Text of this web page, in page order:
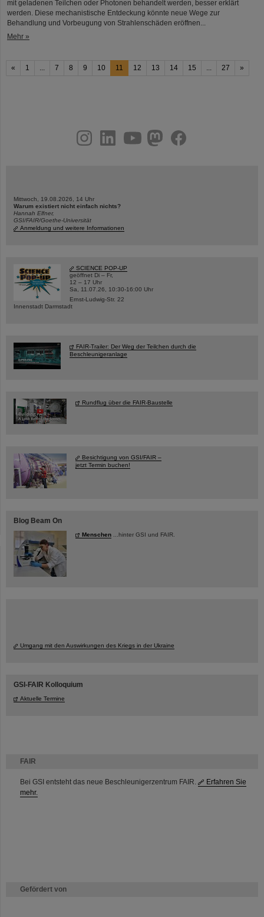
FAIR
Bei GSI entsteht das neue Beschleunigerzentrum FAIR.
Erfahren Sie
mehr.
Gefördert von
mit geladenen Teilchen oder Photonen behandelt werden, besser erklärt
werden. Diese mechanistische Entdeckung könnte neue Wege zur
Behandlung und Vorbeugung von Strahlenschäden eröffnen...
Mehr »
« 1 ... 7 8 9 10 11 12 13 14 15 ... 27 »
youtubehelmholtz.socialfacebook
Mittwoch, 19.08.2026, 14 Uhr
Warum existiert nicht einfach nichts?
Hannah Elfner,
GSI/FAIR/Goethe-Universität
Anmeldung und weitere Informationen
SCIENCE POP-UP
geöffnet Di – Fr,
12 – 17 Uhr
Sa, 11.07.26, 10:30-16:00 Uhr
Ernst-Ludwig-Str. 22
Innenstadt Darmstadt
FAIR-Trailer: Der Weg der Teilchen durch die
Beschleunigeranlage
Rundflug über die FAIR-Baustelle
Besichtigung von GSI/FAIR –
jetzt Termin buchen!
Blog Beam On
Menschen ...hinter GSI und FAIR.
Umgang mit den Auswirkungen des Kriegs in der Ukraine
GSI-FAIR Kolloquium
Aktuelle Termine